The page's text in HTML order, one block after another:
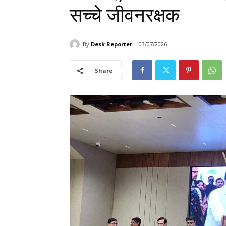
सच्चे जीवनरक्षक
By Desk Reporter 03/07/2026
Share